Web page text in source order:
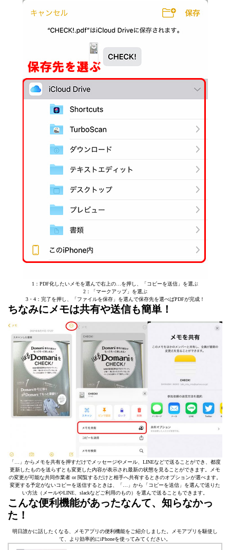
1：PDF化したいメモを選んで右上の…を押し、「コピーを送信」を選ぶ
2：「マークアップ」を選ぶ
3・4：完了を押し、「ファイルを保存」を選んで保存先を選べばPDFが完成！
ちなみにメモは共有や送信も簡単！
「…」からメモを共有を押すだけでメッセージやメール、LINEなどで送ることができ、都度
更新したものを送らずとも変更した内容が表示され最新の状態を見ることができます。メモ
の変更が可能な共同作業者 or 閲覧するだけと相手へ共有するときのオプションが選べます。
変更する予定がないコピーを送信するときは、「…」から「コピーを送信」を選んで送りた
い方法（メールやLINE、slackなどご利用のもの）を選んで送ることもできます。
こんな便利機能があったなんて、知らなかっ
た！
明日誰かに話したくなる、メモアプリの便利機能をご紹介しました。メモアプリを駆使し
て、より効率的にiPhoneを使ってみてください。